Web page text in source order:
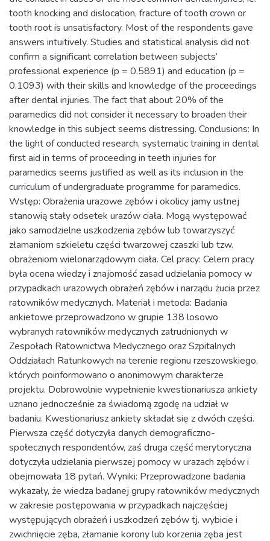
tooth knocking and dislocation, fracture of tooth crown or
tooth root is unsatisfactory. Most of the respondents gave
answers intuitively. Studies and statistical analysis did not
confirm a significant correlation between subjects’
professional experience (p = 0.5891) and education (p =
0.1093) with their skills and knowledge of the proceedings
after dental injuries. The fact that about 20% of the
paramedics did not consider it necessary to broaden their
knowledge in this subject seems distressing. Conclusions: In
the light of conducted research, systematic training in dental
first aid in terms of proceeding in teeth injuries for
paramedics seems justified as well as its inclusion in the
curriculum of undergraduate programme for paramedics.
Wstęp: Obrażenia urazowe zębów i okolicy jamy ustnej
stanowią stały odsetek urazów ciała. Mogą występować
jako samodzielne uszkodzenia zębów lub towarzyszyć
złamaniom szkieletu części twarzowej czaszki lub tzw.
obrażeniom wielonarządowym ciała. Cel pracy: Celem pracy
była ocena wiedzy i znajomość zasad udzielania pomocy w
przypadkach urazowych obrażeń zębów i narządu żucia przez
ratowników medycznych. Materiał i metoda: Badania
ankietowe przeprowadzono w grupie 138 losowo
wybranych ratowników medycznych zatrudnionych w
Zespołach Ratownictwa Medycznego oraz Szpitalnych
Oddziałach Ratunkowych na terenie regionu rzeszowskiego,
których poinformowano o anonimowym charakterze
projektu. Dobrowolnie wypełnienie kwestionariusza ankiety
uznano jednocześnie za świadomą zgodę na udział w
badaniu. Kwestionariusz ankiety składał się z dwóch części.
Pierwsza część dotyczyła danych demograficzno-
społecznych respondentów, zaś druga część merytoryczna
dotyczyła udzielania pierwszej pomocy w urazach zębów i
obejmowała 18 pytań. Wyniki: Przeprowadzone badania
wykazały, że wiedza badanej grupy ratowników medycznych
w zakresie postępowania w przypadkach najczęściej
występujących obrażeń i uszkodzeń zębów tj. wybicie i
zwichnięcie zęba, złamanie korony lub korzenia zęba jest